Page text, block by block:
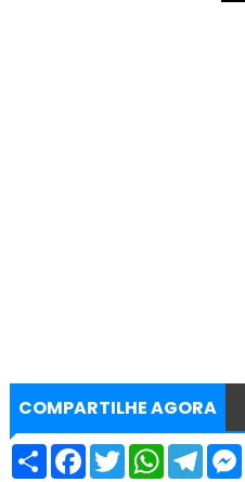
COMPARTILHE AGORA
S
F
T
w
W
T